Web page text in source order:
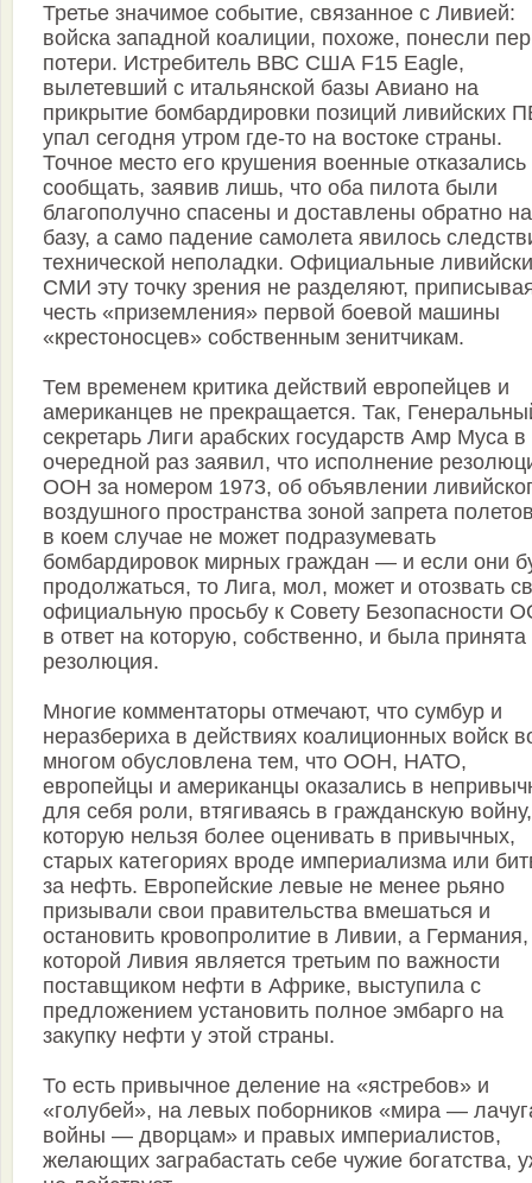
Третье значимое событие, связанное с Ливией:
войска западной коалиции, похоже, понесли
потери. Истребитель ВВС США F15 Eagle,
вылетевший с итальянской базы Авиано на
прикрытие бомбардировки позиций ливийских
упал сегодня утром где-то на востоке страны.
Точное место его крушения военные отказались
сообщать, заявив лишь, что оба пилота были
благополучно спасены и доставлены обратно на
базу, а само падение самолета явилось
технической неполадки. Официальные
СМИ эту точку зрения не разделяют,
честь «приземления» первой боевой машины
«крестоносцев» собственным зенитчикам.
Тем временем критика действий европейцев и
американцев не прекращается. Так,
секретарь Лиги арабских государств Амр Муса в
очередной раз заявил, что исполнение
ООН за номером 1973, об объявлении
воздушного пространства зоной запрета
в коем случае не может подразумевать
бомбардировок мирных граждан — и если они
продолжаться, то Лига, мол, может и отозвать
официальную просьбу к Совету Безопасности
в ответ на которую, собственно, и была принята
резолюция.
Многие комментаторы отмечают, что сумбур и
неразбериха в действиях коалиционных войск
многом обусловлена тем, что ООН, НАТО,
европейцы и американцы оказались в
для себя роли, втягиваясь в гражданскую войну,
которую нельзя более оценивать в привычных,
старых категориях вроде империализма или
за нефть. Европейские левые не менее рьяно
призывали свои правительства вмешаться и
остановить кровопролитие в Ливии, а
которой Ливия является третьим по важности
поставщиком нефти в Африке, выступила с
предложением установить полное эмбарго на
закупку нефти у этой страны.
То есть привычное деление на «ястребов» и
«голубей», на левых поборников «мира —
войны — дворцам» и правых империалистов,
желающих заграбастать себе чужие богатства,